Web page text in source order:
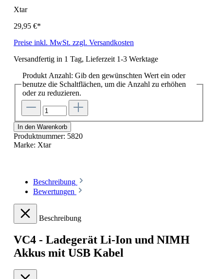
Xtar
29,95 €*
Preise inkl. MwSt. zzgl. Versandkosten
Versandfertig in 1 Tag, Lieferzeit 1-3 Werktage
Produkt Anzahl: Gib den gewünschten Wert ein oder
benutze die Schaltflächen, um die Anzahl zu erhöhen
oder zu reduzieren.
In den Warenkorb
Produktnummer: 5820
Marke: Xtar
Beschreibung
Bewertungen
Beschreibung
VC4 - Ladegerät Li-Ion und NIMH
Akkus mit USB Kabel